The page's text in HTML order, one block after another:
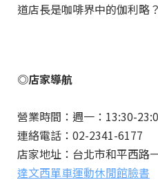
道店長是咖啡界中的伽利略？
◎店家導航
營業時間：週一：13:30-
連絡電話：02-2341-6177
店家地址：台北市和平西路
達文西單車運動休閒館臉書